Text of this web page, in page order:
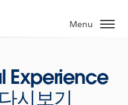
Menu
Experience
시보기